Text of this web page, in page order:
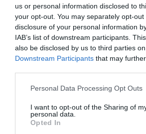
us or personal information disclosed to
your opt-out. You may separately opt-
disclosure of your personal information
IAB’s list of downstream participants.
also be disclosed by us to third parties
Downstream Participants that may
Personal Data Processing Opt Outs
I want to opt-out of the Sharing of
personal data.
Opted In
Costantin Galca, il centrocampista
Villarreal, dei Rangers Glasgow e
Tottenham. Lo ha ammesso lo stesso
recente intervista a un portale
dichiarava lusingato dalle attenzioni di